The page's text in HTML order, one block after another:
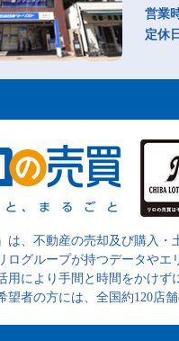
営業
定休
は、不動産の売却及び購入・
ログループが持つデータやエ
用により手間と時間をかけず
望者の方には、全国約120店